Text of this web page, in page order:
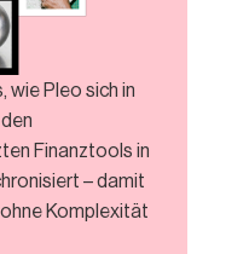
wie Pleo sich in
Finanztools in
– damit
Komplexität